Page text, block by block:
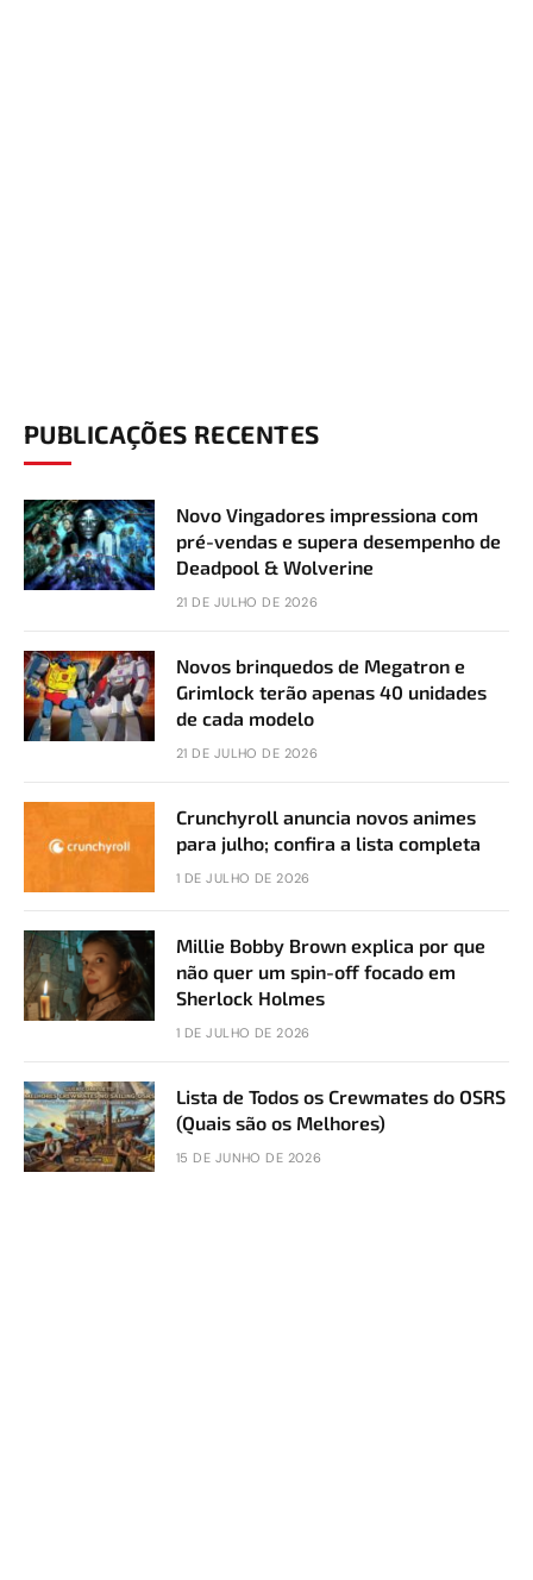
PUBLICAÇÕES RECENTES
Novo Vingadores impressiona com
pré-vendas e supera desempenho de
Deadpool & Wolverine
21 DE JULHO DE 2026
Novos brinquedos de Megatron e
Grimlock terão apenas 40 unidades
de cada modelo
21 DE JULHO DE 2026
Crunchyroll anuncia novos animes
para julho; confira a lista completa
1 DE JULHO DE 2026
Millie Bobby Brown explica por que
não quer um spin-off focado em
Sherlock Holmes
1 DE JULHO DE 2026
Lista de Todos os Crewmates do OSRS
(Quais são os Melhores)
15 DE JUNHO DE 2026